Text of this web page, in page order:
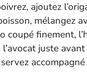
ajoutez
mélangez
finement,
juste